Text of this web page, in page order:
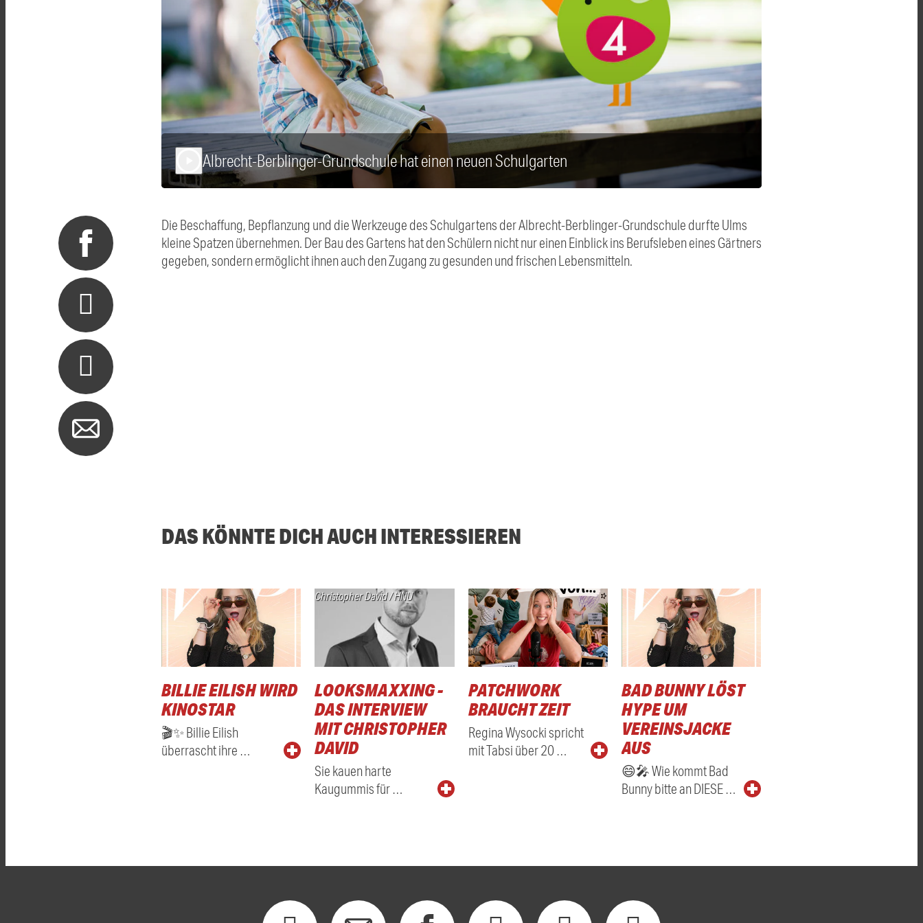
Albrecht-Berblinger-Grundschule hat einen neuen Schulgarten
Die Beschaffung, Bepflanzung und die Werkzeuge des Schulgartens der Albrecht-Berblinger-Grundschule durfte Ulms
kleine Spatzen übernehmen. Der Bau des Gartens hat den Schülern nicht nur einen Einblick ins Berufsleben eines Gärtners
gegeben, sondern ermöglicht ihnen auch den Zugang zu gesunden und frischen Lebensmitteln.
DAS KÖNNTE DICH AUCH INTERESSIEREN
BILLIE EILISH WIRD
KINOSTAR
🎬✨ Billie Eilish
überrascht ihre …
Christopher David / HNU
LOOKSMAXXING -
DAS INTERVIEW
MIT CHRISTOPHER
DAVID
Sie kauen harte
Kaugummis für …
PATCHWORK
BRAUCHT ZEIT
Regina Wysocki spricht
mit Tabsi über 20 …
BAD BUNNY LÖST
HYPE UM
VEREINSJACKE
AUS
😄🎤 Wie kommt Bad
Bunny bitte an DIESE …